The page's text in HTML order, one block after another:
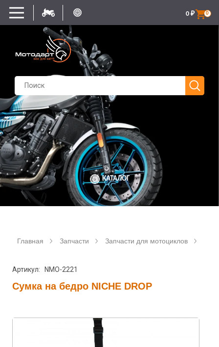
0
0 ₽
КАТАЛОГ
Главная Запчасти Запчасти для мотоциклов
Артикул: NMO-2221
Сумка на бедро NICHE DROP